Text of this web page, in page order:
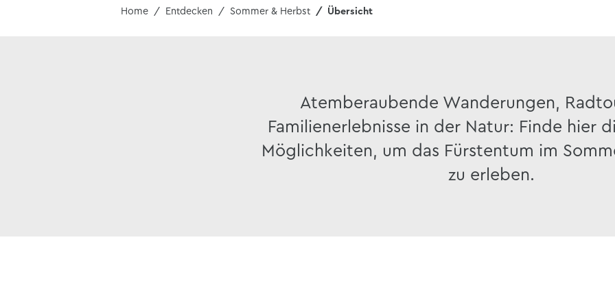
Home Entdecken Sommer & Herbst Übersicht
Atemberaubende Wanderungen,
Familienerlebnisse in der Natur: Finde hier
Möglichkeiten, um das Fürstentum im
zu erleben.